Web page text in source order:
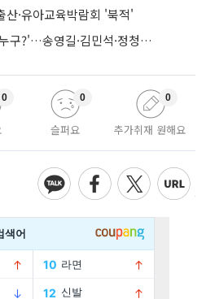
·유아교육박람회 '북적'
'민주당 차기 당대표는 누구?'…송영길·김민석·정청래 토론회
0
슬퍼요
0
추가취재 원해요
0